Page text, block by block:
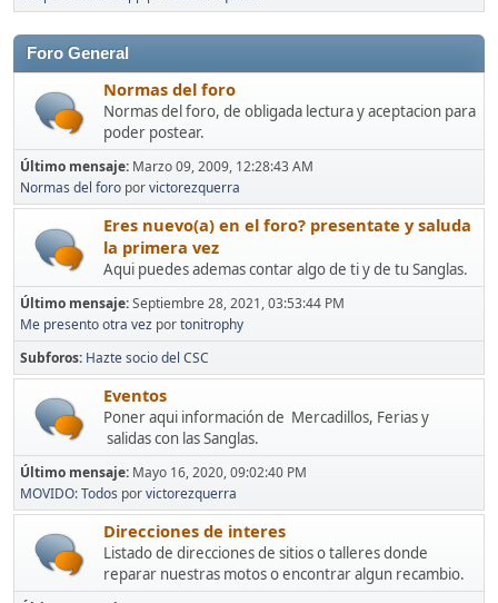
Foro General
Normas del foro
Normas del foro, de obligada lectura y aceptacion para
poder postear.
Último mensaje: Marzo 09, 2009, 12:28:43 AM
Normas del foro porvictorezquerra
Eres nuevo(a) en el foro? presentate y saluda
la primera vez
Aqui puedes ademas contar algo de ti y de tu Sanglas.
Último mensaje:Septiembre 28, 2021, 03:53:44 PM
Me presento otra vez portonitrophy
Subforos Hazte socio del CSC
Eventos
Poner aqui información de Mercadillos, Ferias y
salidas con las Sanglas.
Último mensaje: Mayo 16, 2020, 09:02:40 PM
MOVIDO: Todos porvictorezquerra
Direcciones de interes
Listado de direcciones de sitios o talleres donde
reparar nuestras motos o encontrar algun recambio.